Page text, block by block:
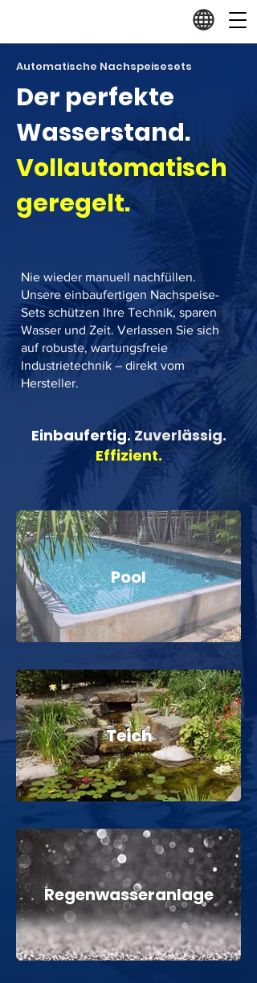
Automatische Nachspeisesets
Der perfekte
Wasserstand.
Vollautomatisch
geregelt.
Nie wieder manuell nachfüllen.
Unsere einbaufertigen Nachspeise-
Sets schützen Ihre Technik, sparen
Wasser und Zeit. Verlassen Sie sich
auf robuste, wartungsfreie
Industrietechnik – direkt vom
Hersteller.
Einbaufertig.Zuverlässig.
Effizient.
Pool
Teich
Regenwasseranlage